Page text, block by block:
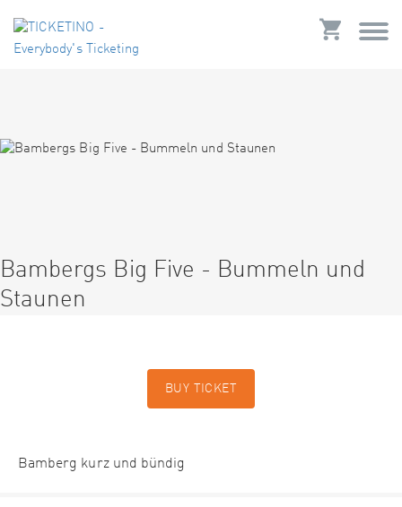
Bambergs Big Five - Bummeln und
Staunen
BUY TICKET
Bamberg kurz und bündig